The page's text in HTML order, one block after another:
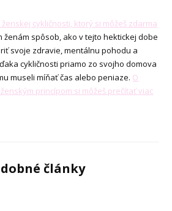
cykličnosti, ktorý si môžeš zdarma
ženám spôsob, ako v tejto hektickej dobe
svoje zdravie, mentálnu pohodu a
cykličnosti priamo zo svojho domova
museli míňať čas alebo peniaze. O
princípom si môžeš prečítať viac
články